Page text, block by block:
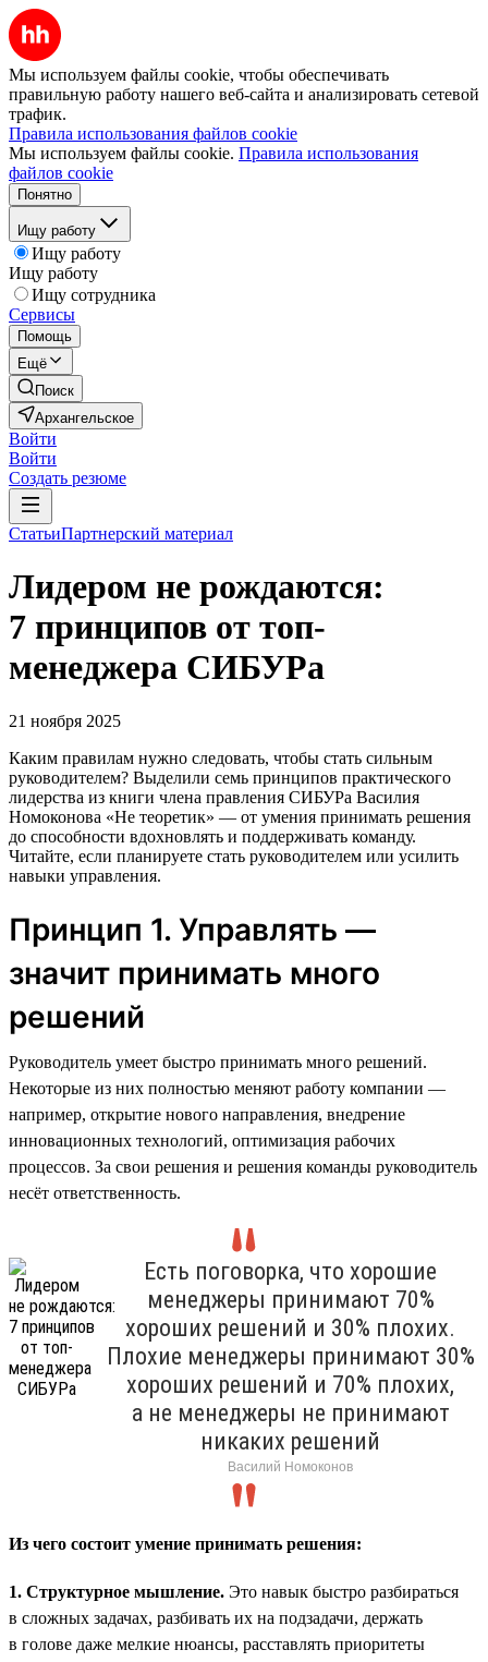
Мы используем файлы cookie, чтобы обеспечивать
правильную работу нашего веб-сайта и анализировать сетевой
трафик.
Правила использования файлов cookie
Мы используем файлы cookie. Правила использования
файлов cookie
Понятно
Ищу работу
Ищу работу
Ищу работу
Ищу сотрудника
Сервисы
Помощь
Ещё
Поиск
Архангельское
Войти
Войти
Создать резюме
СтатьиПартнерский материал
Лидером не рождаются:
7 принципов от топ-
менеджера СИБУРа
21 ноября 2025
Каким правилам нужно следовать, чтобы стать сильным
руководителем? Выделили семь принципов практического
лидерства из книги члена правления СИБУРа Василия
Номоконова «Не теоретик» — от умения принимать решения
до способности вдохновлять и поддерживать команду.
Читайте, если планируете стать руководителем или усилить
навыки управления.
Принцип 1. Управлять —
значит принимать много
решений
Руководитель умеет быстро принимать много решений.
Некоторые из них полностью меняют работу компании —
например, открытие нового направления, внедрение
инновационных технологий, оптимизация рабочих
процессов. За свои решения и решения команды руководитель
несёт ответственность.
Есть поговорка, что хорошие
менеджеры принимают 70%
хороших решений и 30% плохих.
Плохие менеджеры принимают 30%
хороших решений и 70% плохих,
а не менеджеры не принимают
никаких решений
Василий Номоконов
Из чего состоит умение принимать решения:
1. Структурное мышление. Это навык быстро разбираться
в сложных задачах, разбивать их на подзадачи, держать
в голове даже мелкие нюансы, расставлять приоритеты